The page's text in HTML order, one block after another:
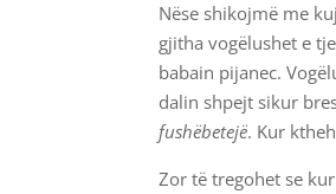
Nëse shikojmë me
gjitha vogëlushet e
babain pijanec.
dalin shpejt sikur
fushëbetejë. Kur
Zor të tregohet se